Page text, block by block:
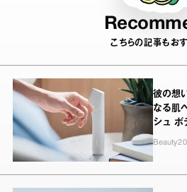
こちらの記事もお
彼の想
なる肌
シュ ボ
Beauty